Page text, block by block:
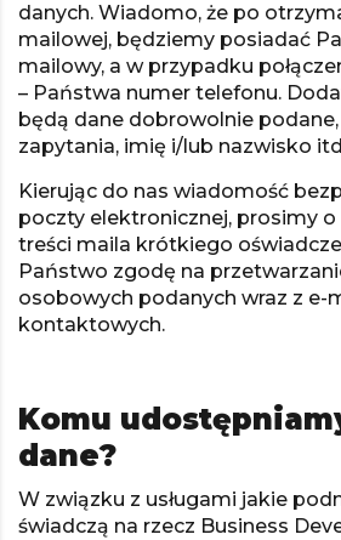
danych. Wiadomo, że po
mailowej, będziemy posiadać
mailowy, a w przypadku
– Państwa numer telefonu.
będą dane dobrowolnie
zapytania, imię i/lub nazwisko
Kierując do nas wiadomość
poczty elektronicznej, prosimy
treści maila krótkiego
Państwo zgodę na
osobowych podanych wraz z e-
kontaktowych.
Komu
dane?
W związku z usługami jakie
świadczą na rzecz Business